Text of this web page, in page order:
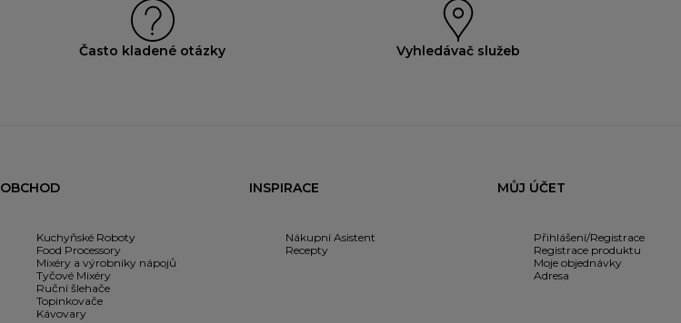
Často kladené otázky Vyhledávač služeb
OBCHOD
Kuchyňské Roboty
Food Processory
Mixéry a výrobníky nápojů
Tyčové Mixéry
Ruční šlehače
Topinkovače
Kávovary
INSPIRACE
Nákupní Asistent
Recepty
MŮJ ÚČET
Přihlášení/Registrace
Registrace produktu
Moje objednávky
Adresa